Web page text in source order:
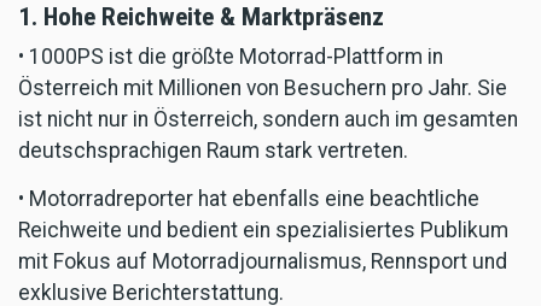
1. Hohe Reichweite & Marktpräsenz
• 1000PS ist die größte Motorrad-Plattform in
Österreich mit Millionen von Besuchern pro Jahr. Sie
ist nicht nur in Österreich, sondern auch im gesamten
deutschsprachigen Raum stark vertreten.
• Motorradreporter hat ebenfalls eine beachtliche
Reichweite und bedient ein spezialisiertes Publikum
mit Fokus auf Motorradjournalismus, Rennsport und
exklusive Berichterstattung.